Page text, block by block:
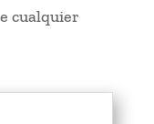
cualquier